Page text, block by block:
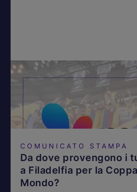
COMUNICATO STAMPA
Da dove provengono i
a Filadelfia per la
Mondo?